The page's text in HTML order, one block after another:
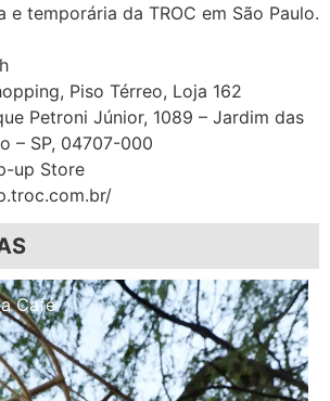
e temporária da TROC em São Paulo.
Piso Térreo, Loja 162
Petroni Júnior, 1089 – Jardim das
– SP, 04707-000
up Store
Café